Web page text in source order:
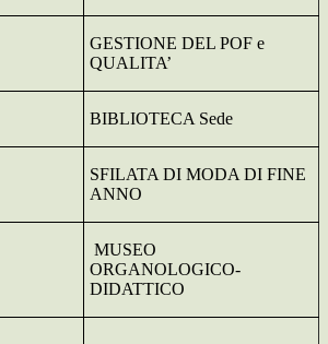
GESTIONE DEL POF e
QUALITA’
BIBLIOTECA Sede
SFILATA DI MODA DI FINE
ANNO
MUSEO
ORGANOLOGICO-
DIDATTICO